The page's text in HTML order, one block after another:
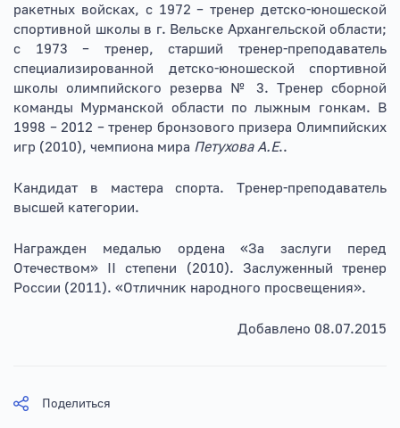
ракетных войсках, с 1972 – тренер детско-юношеской
спортивной школы в г. Вельске Архангельской области;
с 1973 – тренер, старший тренер-преподаватель
специализированной детско-юношеской спортивной
школы олимпийского резерва № 3. Тренер сборной
команды Мурманской области по лыжным гонкам. В
1998 – 2012 – тренер бронзового призера Олимпийских
игр (2010), чемпиона мира Петухова А.Е..
Кандидат в мастера спорта. Тренер-преподаватель
высшей категории.
Награжден медалью ордена «За заслуги перед
Отечеством» II степени (2010). Заслуженный тренер
России (2011). «Отличник народного просвещения».
Добавлено 08.07.2015
Поделиться